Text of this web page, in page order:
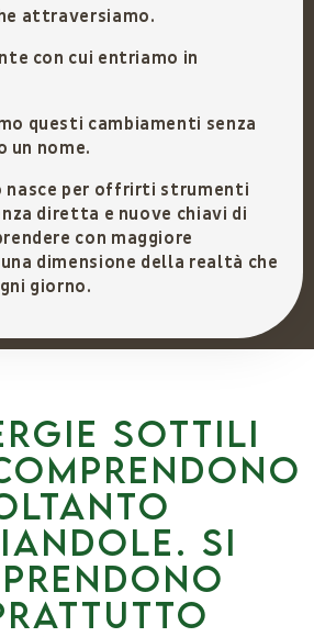
attraversiamo.
con cui entriamo in
questi cambiamenti senza
un nome.
nasce per offrirti strumenti
diretta e nuove chiavi di
con maggiore
dimensione della realtà che
giorno.
sottili
Si